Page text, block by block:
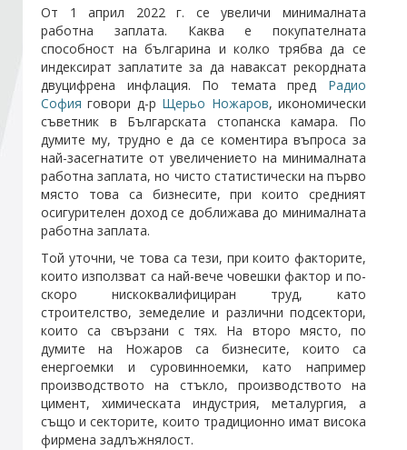
Членове
Стани член
Абонирайте се!
От 1 април 2022 г. се увеличи минималната
работна заплата. Каква е покупателната
способност на българина и колко трябва да се
индексират заплатите за да наваксат рекордната
двуцифрена инфлация. По темата пред Радио
София говори д-р Щерьо Ножаров, икономически
съветник в Българската стопанска камара. По
думите му, трудно е да се коментира въпроса за
най-засегнатите от увеличението на минималната
работна заплата, но чисто статистически на първо
място това са бизнесите, при които средният
осигурителен доход се доближава до минималната
работна заплата.
Той уточни, че това са тези, при които факторите,
които използват са най-вече човешки фактор и по-
скоро нискоквалифициран труд, като
строителство, земеделие и различни подсектори,
които са свързани с тях. На второ място, по
думите на Ножаров са бизнесите, които са
енергоемки и суровинноемки, като например
производството на стъкло, производството на
цимент, химическата индустрия, металургия, а
също и секторите, които традиционно имат висока
фирмена задлъжнялост.